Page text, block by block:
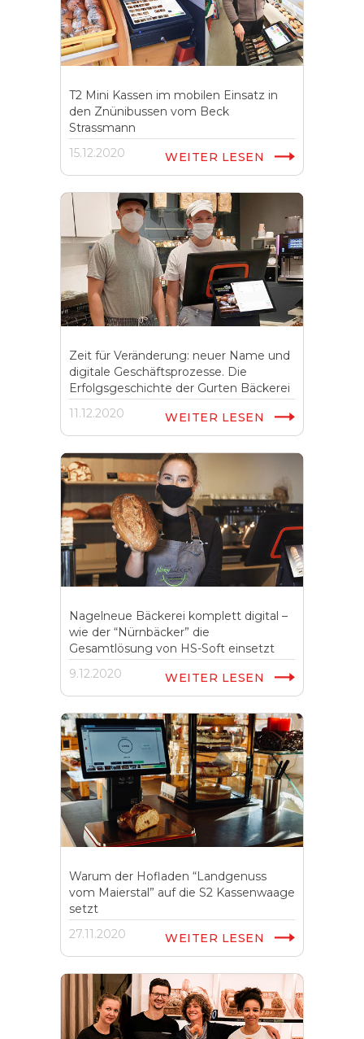
T2 Mini Kassen im mobilen Einsatz in
den Znünibussen vom Beck
Strassmann
15.12.2020
WEITER LESEN
Zeit für Veränderung: neuer Name und
digitale Geschäftsprozesse. Die
Erfolgsgeschichte der Gurten Bäckerei
11.12.2020
WEITER LESEN
Nagelneue Bäckerei komplett digital –
wie der “Nürnbäcker” die
Gesamtlösung von HS-Soft einsetzt
9.12.2020
WEITER LESEN
Warum der Hofladen “Landgenuss
vom Maierstal” auf die S2 Kassenwaage
setzt
27.11.2020
WEITER LESEN